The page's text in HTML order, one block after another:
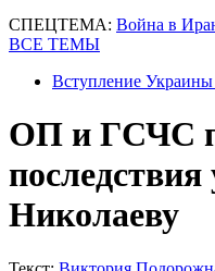
СПЕЦТЕМА: Война в
ВСЕ ТЕМЫ
Вступление
ОП и ГСЧС
последствия
Николаеву